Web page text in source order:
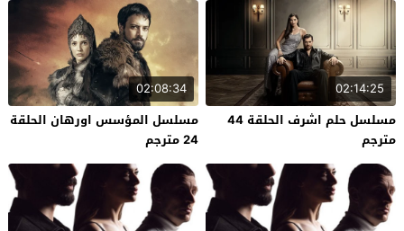
02:14:25
مسلسل حلم اشرف الحلقة 44
مترجم
02:08:34
مسلسل المؤسس اورهان الحلقة
24 مترجم